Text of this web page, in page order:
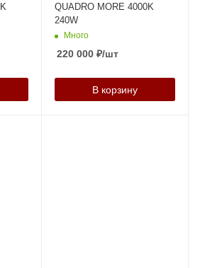
QUADRO MORE 4000K
240W
Много
220 000₽/шт
В корзину